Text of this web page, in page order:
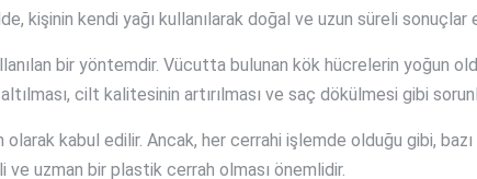
kişinin kendi yağı kullanılarak doğal ve uzun süreli sonuçlar
bir yöntemdir. Vücutta bulunan kök hücrelerin yoğun
cilt kalitesinin artırılması ve saç dökülmesi gibi
kabul edilir. Ancak, her cerrahi işlemde olduğu gibi,
uzman bir plastik cerrah olması önemlidir.